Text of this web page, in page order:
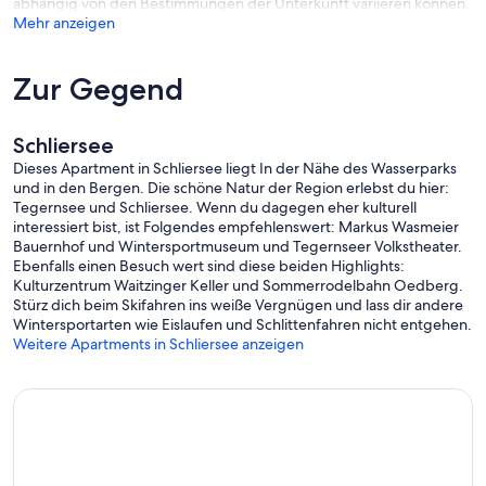
Mehr anzeigen
Zur Gegend
Schliersee
Dieses Apartment in Schliersee liegt In der Nähe des Wasserparks
und in den Bergen. Die schöne Natur der Region erlebst du hier:
Tegernsee und Schliersee. Wenn du dagegen eher kulturell
interessiert bist, ist Folgendes empfehlenswert: Markus Wasmeier
Bauernhof und Wintersportmuseum und Tegernseer Volkstheater.
Ebenfalls einen Besuch wert sind diese beiden Highlights:
Kulturzentrum Waitzinger Keller und Sommerrodelbahn Oedberg.
Stürz dich beim Skifahren ins weiße Vergnügen und lass dir andere
Wintersportarten wie Eislaufen und Schlittenfahren nicht entgehen.
Weitere Apartments in Schliersee anzeigen